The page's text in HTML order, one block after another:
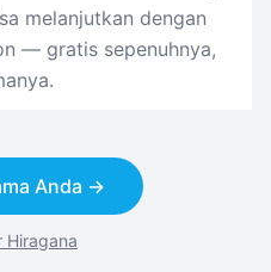
melanjutkan dengan
— gratis sepenuhnya,
Anda →
Hiragana